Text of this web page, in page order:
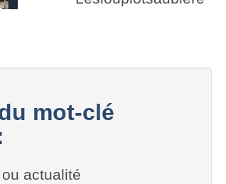
mot-clé
actualité